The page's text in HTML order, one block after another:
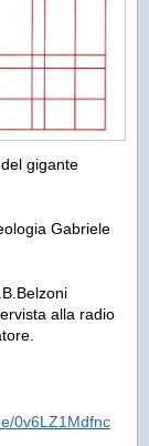
gigante
Gabriele
alla radio
0v6LZ1Mdfnc